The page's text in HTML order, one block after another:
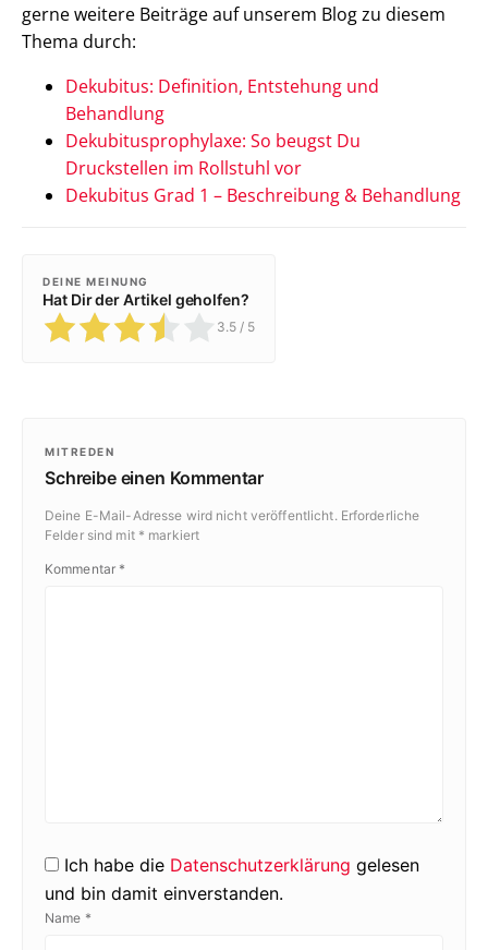
gerne weitere Beiträge auf unserem Blog zu diesem
Thema durch:
Dekubitus: Definition, Entstehung und
Behandlung
Dekubitusprophylaxe: So beugst Du
Druckstellen im Rollstuhl vor
Dekubitus Grad 1 – Beschreibung & Behandlung
DEINE MEINUNG
Hat Dir der Artikel geholfen?
3.5 / 5
MITREDEN
Schreibe einen Kommentar
Deine E-Mail-Adresse wird nicht veröffentlicht. Erforderliche
Felder sind mit * markiert
Kommentar *
Ich habe die Datenschutzerklärung gelesen
und bin damit einverstanden.
Name *